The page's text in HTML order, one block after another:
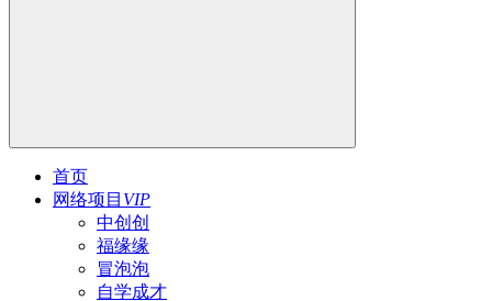
首页
网络项目 VIP
中创创
福缘缘
冒泡泡
自学成才